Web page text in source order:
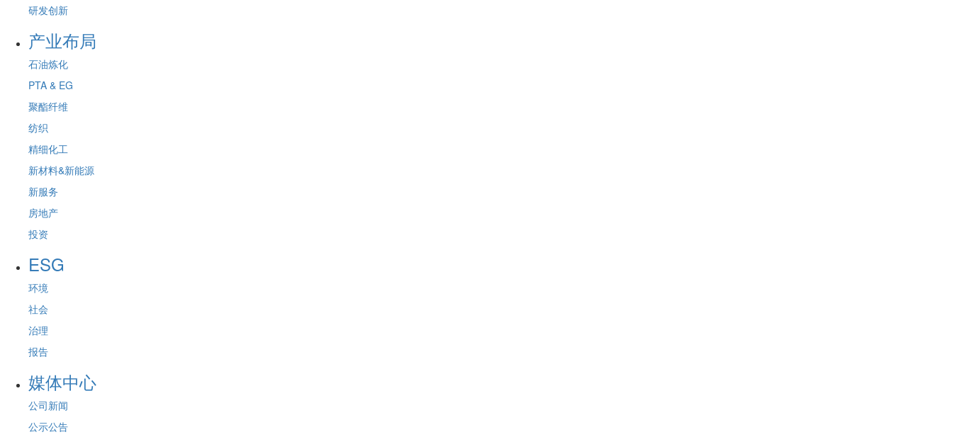
研发创新
产业布局
石油炼化
PTA & EG
聚酯纤维
纺织
精细化工
新材料&新能源
新服务
房地产
投资
ESG
环境
社会
治理
报告
媒体中心
公司新闻
公示公告